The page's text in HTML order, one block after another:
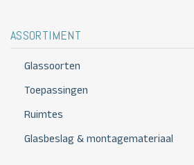
ASSORTIMENT
Glassoorten
Toepassingen
Ruimtes
Glasbeslag & montagemateriaal